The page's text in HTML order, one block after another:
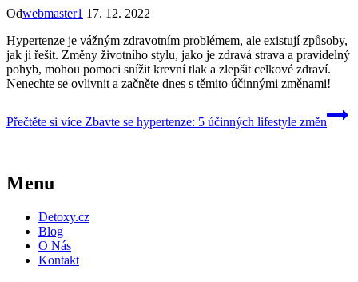
Odwebmaster1 17. 12. 2022
Hypertenze je vážným zdravotním problémem, ale existují způsoby,
jak ji řešit. Změny životního stylu, jako je zdravá strava a pravidelný
pohyb, mohou pomoci snížit krevní tlak a zlepšit celkové zdraví.
Nenechte se ovlivnit a začněte dnes s těmito účinnými změnami!
Přečtěte si více Zbavte se hypertenze: 5 účinných lifestyle změn
Menu
Detoxy.cz
Blog
O Nás
Kontakt